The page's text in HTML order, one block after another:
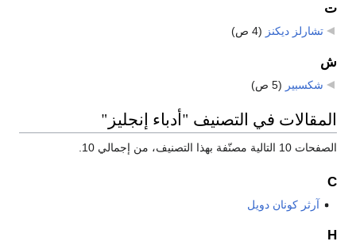
ت
تشارلز ديكنز (4 ص)
ش
شكسبير (5 ص)
المقالات في التصنيف "أدباء إنجليز"
الصفحات 10 التالية مصنّفة بهذا التصنيف، من إجمالي 10.
C
آرثر كونان دويل
H